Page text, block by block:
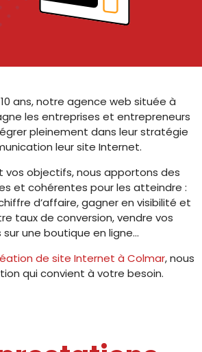
ans, notre agence web située à
les entreprises et entrepreneurs
pleinement dans leur stratégie
leur site Internet.
vos objectifs, nous apportons des
et cohérentes pour les atteindre :
d’affaire, gagner en visibilité et
taux de conversion, vendre vos
une boutique en ligne…
de site Internet à Colmar, nous
qui convient à votre besoin.